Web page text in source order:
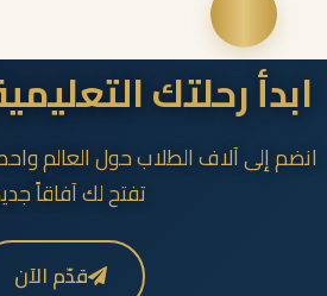
ابدأ رحلتك
انضم إلى آلاف الطلاب حول العالم
تفتح لك آفاقاً
قدّم الآن